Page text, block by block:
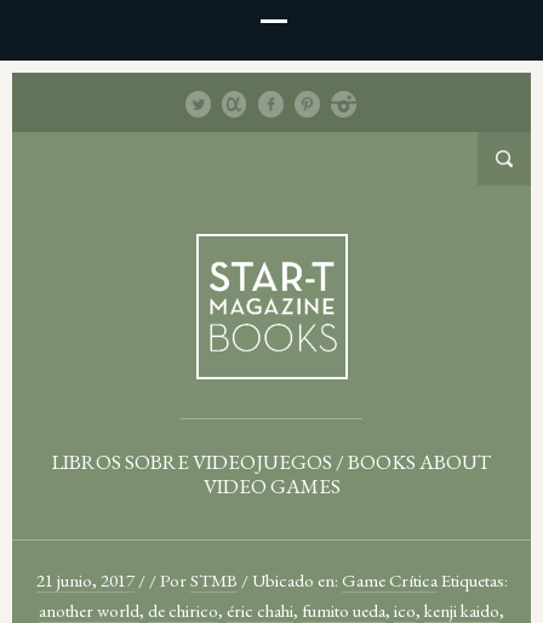
LIBROS SOBRE VIDEOJUEGOS / BOOKS ABOUT
VIDEO GAMES
21 junio, 2017 / /PorSTMB / Ubicado en: Game CríticaEtiquetas:
another world, de chirico, éric chahi, fumito ueda, ico, kenji kaido,